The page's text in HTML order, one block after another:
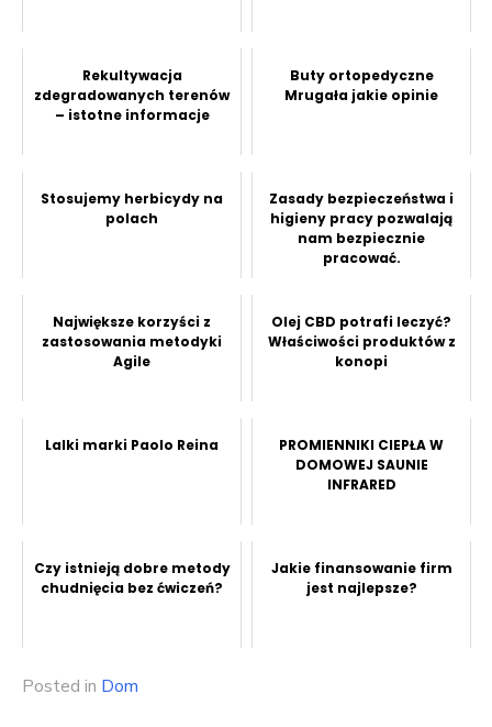
Rekultywacja
zdegradowanych terenów
– istotne informacje
Buty ortopedyczne
Mrugała jakie opinie
Stosujemy herbicydy na
polach
Zasady bezpieczeństwa i
higieny pracy pozwalają
nam bezpiecznie
pracować.
Największe korzyści z
zastosowania metodyki
Agile
Olej CBD potrafi leczyć?
Właściwości produktów z
konopi
Lalki marki Paolo Reina
PROMIENNIKI CIEPŁA W
DOMOWEJ SAUNIE
INFRARED
Czy istnieją dobre metody
chudnięcia bez ćwiczeń?
Jakie finansowanie firm
jest najlepsze?
Posted in Dom